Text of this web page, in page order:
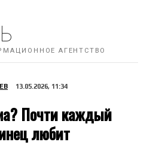
АГЕНТСТВО
13.05.2026, 11:34
Почти каждый
любит